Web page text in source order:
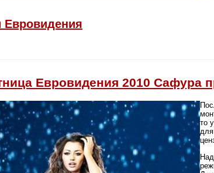
Евровидения
Евровидения 2010 Сафура
то
для